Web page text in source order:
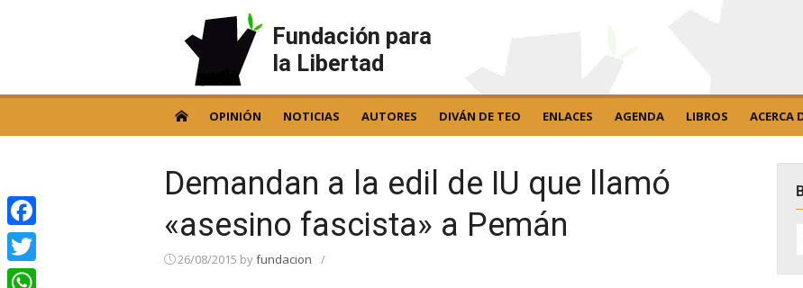
Fundación para
la Libertad
OPINIÓN NOTICIAS AUTORES DIVÁN DE TEO ENLACES AGENDA LIBROS ACERCA
Demandan a la edil de IU que llamó
«asesino fascista» a Pemán
26/08/2015 byfundacion /
Facebook
Twitter